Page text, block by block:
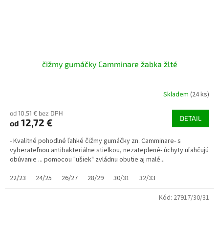
čižmy gumáčky Camminare žabka žlté
Skladem (24 ks)
od 10,51 € bez DPH
od 12,72 € DETAIL
- Kvalitné pohodlné ľahké čižmy gumáčky zn. Camminare- s
vyberateľnou antibakteriálne stielkou, nezateplené- úchyty uľahčujú
obúvanie ... pomocou "ušiek" zvládnu obutie aj malé...
22/23
24/25 26/27 28/29 30/31 32/33
Kód: 27917/30/31